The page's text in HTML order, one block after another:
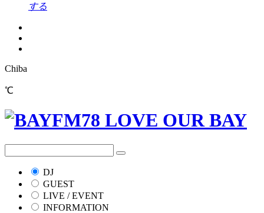
する
Chiba
℃
DJ
GUEST
LIVE / EVENT
INFORMATION